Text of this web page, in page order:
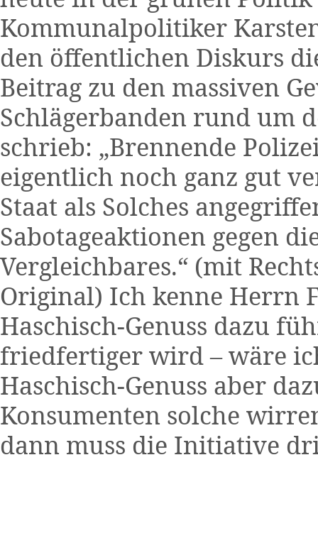
Kommunalpolitiker
den öffentlichen Diskurs
Beitrag zu den massiven
Schlägerbanden rund um
schrieb: „Brennende
eigentlich noch ganz gut
Staat als Solches
Sabotageaktionen gegen
Vergleichbares.“ (mit
Original) Ich kenne Herrn
Haschisch-Genuss dazu
friedfertiger wird – wäre
Haschisch-Genuss aber
Konsumenten solche
dann muss die Initiative